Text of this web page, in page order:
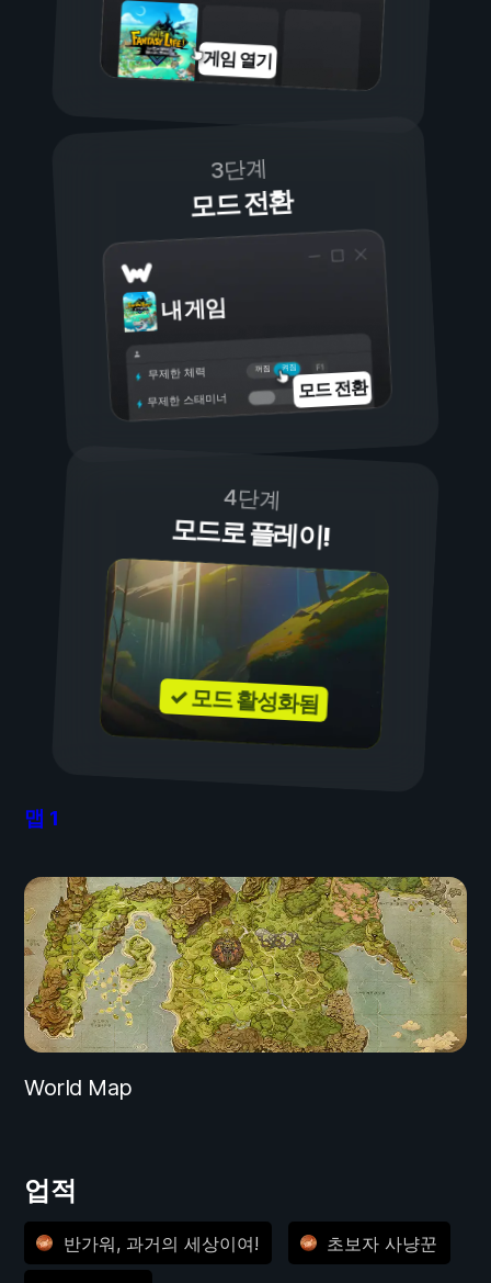
게임 열기
3단계
모드 전환
내 게임
켜짐
꺼짐
무제한 체력
무제한 스태미너 모드 전환
4단계
모드로 플레이!
✓ 모드 활성화됨
맵 1
World Map
업적
반가워, 과거의 세상이여! 초보자 사냥꾼